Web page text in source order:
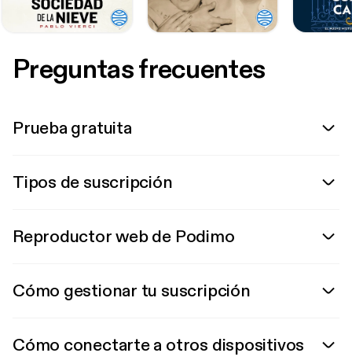
Preguntas frecuentes
Prueba gratuita
Tipos de suscripción
Reproductor web de Podimo
Cómo gestionar tu suscripción
Cómo conectarte a otros dispositivos